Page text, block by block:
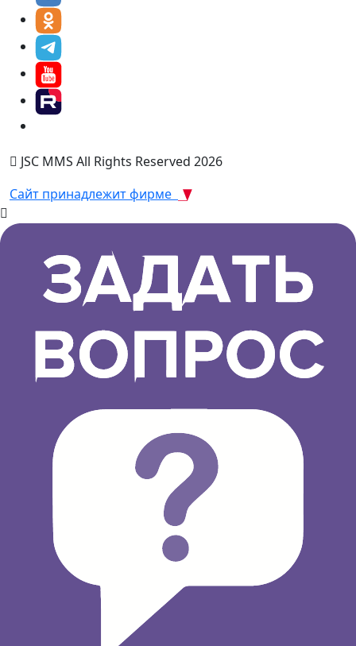
JSC MMS All Rights Reserved 2026
Сайт принадлежит фирме